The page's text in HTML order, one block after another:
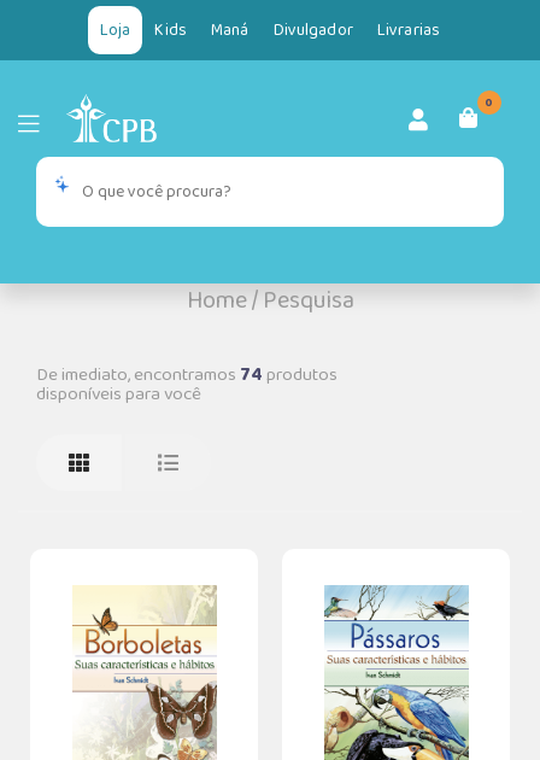
Loja Kids Maná Divulgador Livrarias
0
Home/Pesquisa
De imediato, encontramos 74produtos
disponíveis para você